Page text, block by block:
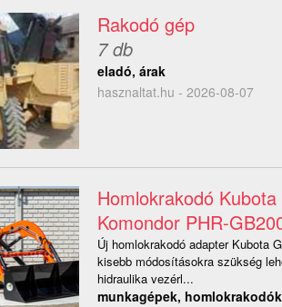
Rakodó gép
7 db
eladó, árak
hasznaltat.hu - 2026-08-07
Homlokrakodó
Komondor PHR-
Új homlokrakodó adapter Kubota
kisebb módosításokra szükség
hidraulika vezérl...
munkagépek, homlokrakodók